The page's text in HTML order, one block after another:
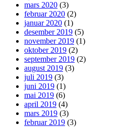
mars 2020 (3)
februar 2020 (2)
januar 2020 (1)
desember 2019 (5)
november 2019 (1)
oktober 2019 (2)
september 2019 (2)
august 2019 (3)
juli 2019 (3)
juni 2019 (1)
mai 2019 (6)
april 2019 (4)
mars 2019 (3)
februar 2019 (3)